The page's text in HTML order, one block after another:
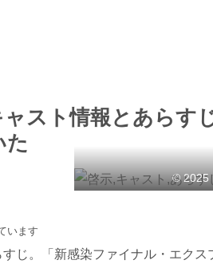
スト情報とあらす
た
© 2025
います
すじ。「新感染ファイナル・エク